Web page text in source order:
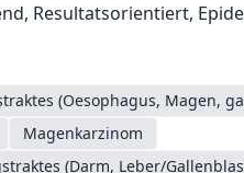
Resultatsorientiert,
(Oesophagus, Magen,
Magenkarzinom
(Darm, Leber/